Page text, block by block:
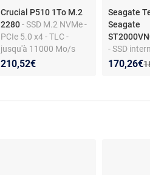
Crucial P510 1To M.2
2280- SSD M.2 NVMe -
PCIe 5.0 x4 - TLC -
jusqu'à 11000 Mo/s
lecture - 9500 Mo/s
210,52€
Seagate
Seagate
- SSD
6Gb/s - 64
Nouveau
170,26€